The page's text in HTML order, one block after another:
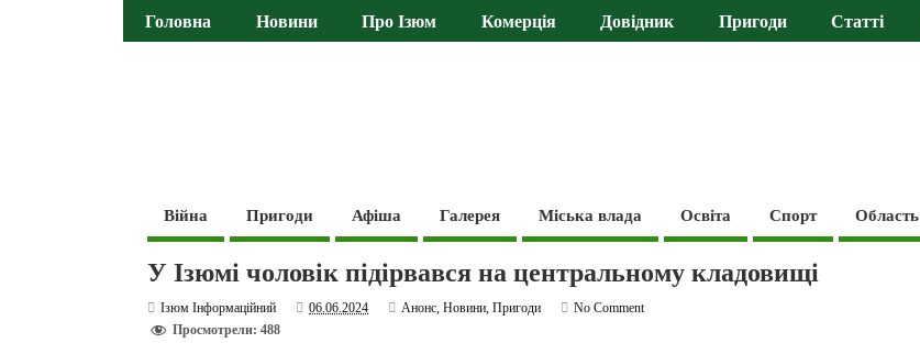
Головна Новини Про Ізюм Комерція Довідник Пригоди Статті
Війна Пригоди Афіша Галерея Міська влада Освіта Спорт Область
У Ізюмі чоловік підірвався на центральному кладовищі
Ізюм Інформаційний 06.06.2024 Анонс,Новини,Пригоди
No Comment
Просмотрели: 488